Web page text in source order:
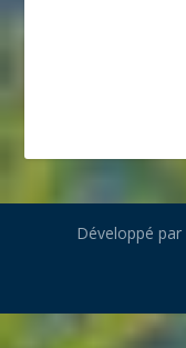
Développé par